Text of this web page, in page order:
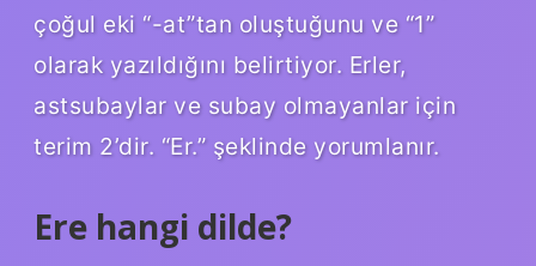
çoğul eki “-at”tan oluştuğunu ve “1”
olarak yazıldığını belirtiyor. Erler,
astsubaylar ve subay olmayanlar için
terim 2’dir. “Er.” şeklinde yorumlanır.
Ere hangi dilde?